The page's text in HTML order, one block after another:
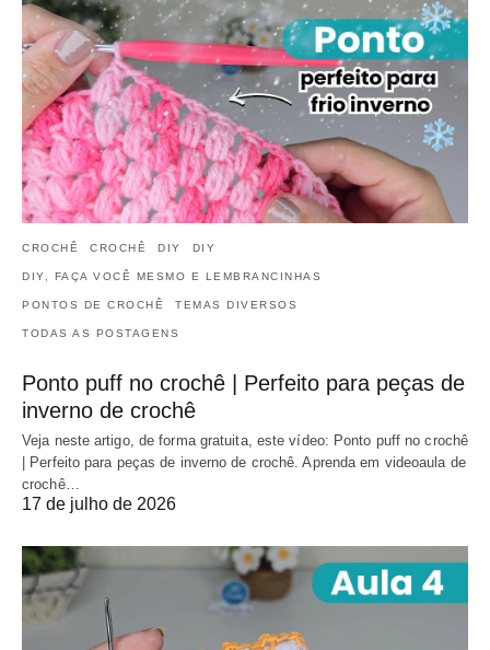
CROCHÊ CROCHÊ DIY DIY
DIY, FAÇA VOCÊ MESMO E LEMBRANCINHAS
PONTOS DE CROCHÊ TEMAS DIVERSOS
TODAS AS POSTAGENS
Ponto puff no crochê | Perfeito para peças de
inverno de crochê
Veja neste artigo, de forma gratuita, este vídeo: Ponto puff no crochê
| Perfeito para peças de inverno de crochê. Aprenda em videoaula de
crochê…
17 de julho de 2026